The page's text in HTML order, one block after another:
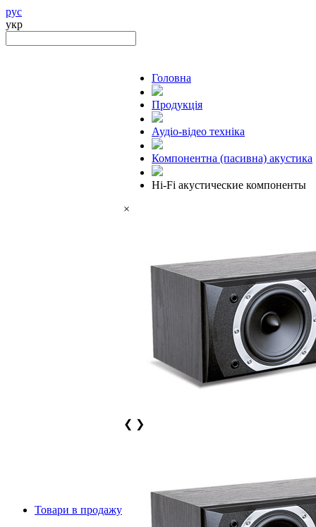
рус
укр
Товари в продажу
Головна
Продукцiя
Аудіо-відео техніка
Компонентна (пасивна) акустика
Hi-Fi акустические компоненты
×
❮ ❯